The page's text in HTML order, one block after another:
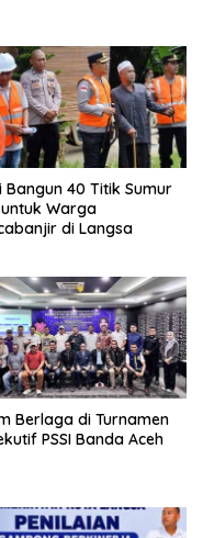
Bangun 40 Titik Sumur
Warga
di Langsa
Berlaga di Turnamen
PSSI Banda Aceh